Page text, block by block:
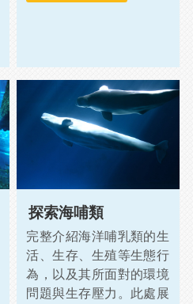
探索海哺類
完整介紹海洋哺乳類的生
活、生存、生殖等生態行
為，以及其所面對的環境
問題與生存壓力。此處展